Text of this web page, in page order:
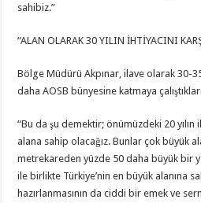
sahibiz.”
“ALAN OLARAK 30 YILIN İHTİYACINI
Bölge Müdürü Akpınar, ilave olarak 30-
daha AOSB bünyesine katmaya
“Bu da şu demektir; önümüzdeki 20 yılın
alana sahip olacağız. Bunlar çok büyük
metrekareden yüzde 50 daha büyük bir
ile birlikte Türkiye’nin en büyük alanına
hazırlanmasının da ciddi bir emek ve